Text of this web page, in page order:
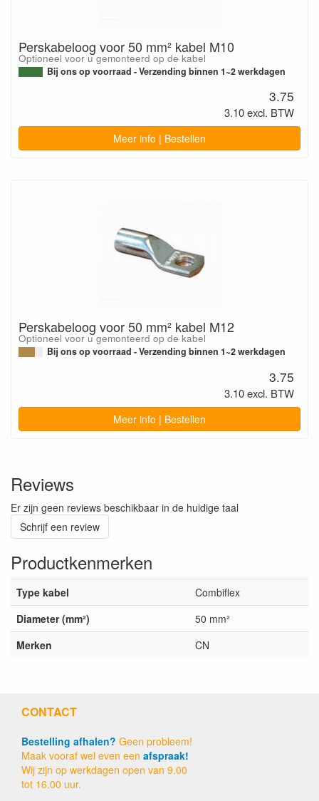
Perskabeloog voor 50 mm² kabel M10
Optioneel voor u gemonteerd op de kabel
Bij ons op voorraad - Verzending binnen 1~2 werkdagen
3.75
3.10 excl. BTW
Meer info | Bestellen
Perskabeloog voor 50 mm² kabel M12
Optioneel voor u gemonteerd op de kabel
Bij ons op voorraad - Verzending binnen 1~2 werkdagen
3.75
3.10 excl. BTW
Meer info | Bestellen
Reviews
Er zijn geen reviews beschikbaar in de huidige taal
Schrijf een review
Productkenmerken
Type kabel
Combiflex
Diameter (mm²)
50 mm²
Merken
CN
CONTACT
Bestelling afhalen? Geen probleem!
Maak vooraf wel even een afspraak!
Wij zijn op werkdagen open van 9.00
tot 16.00 uur.